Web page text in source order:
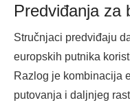
Predviđanja za
Stručnjaci predviđaju
europskih putnika
Razlog je kombinacija
putovanja i daljnjeg